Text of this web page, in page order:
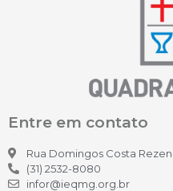
Entre em contato
Rua Domingos Costa
(31) 2532-8080
infor@ieqmg.org.br